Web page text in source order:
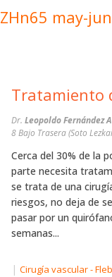
ZHn65 may-
Tratamiento
Dr. Leopoldo Fernández
8 Bajo Trasera (Soto
Cerca del 30% de la
parte necesita
se trata de una
riesgos, no deja de
pasar por un
semanas...
| Cirugía vascular -